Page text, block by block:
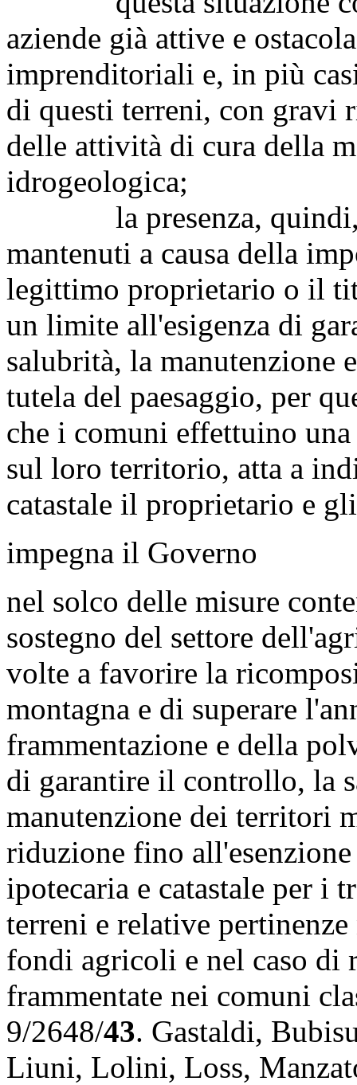
aziende già attive e
imprenditoriali e, in più
di questi terreni, con gravi
delle attività di cura della
idrogeologica;
la presenza, quindi,
mantenuti a causa della
legittimo proprietario o il
un limite all'esigenza di
salubrità, la manutenzione
tutela del paesaggio, per
che i comuni effettuino
sul loro territorio, atta a
catastale il proprietario e
impegna il Governo
nel solco delle misure
sostegno del settore
volte a favorire la
montagna e di superare
frammentazione e della
di garantire il controllo, la
manutenzione dei territori
riduzione fino
ipotecaria e catastale per i
terreni e relative
fondi agricoli e nel caso di
frammentate nei comuni
9/2648/43. Gastaldi,
Liuni, Lolini, Loss,